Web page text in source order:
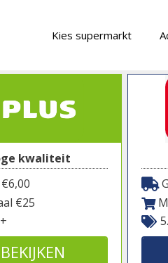
Kies supermarkt
kwaliteit
€25
BEKIJKEN